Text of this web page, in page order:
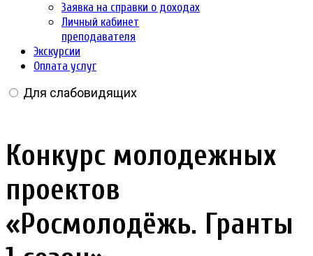
Заявка на справки о доходах
Личный кабинет
преподавателя
Экскурсии
Оплата услуг
Для слабовидящих
Конкурс молодежных
проектов
«Росмолодёжь. Гранты